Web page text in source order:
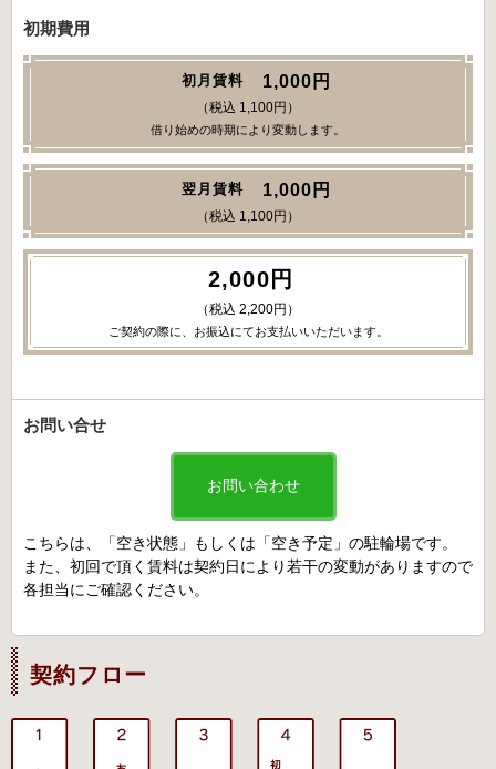
初期費用
初月賃料 1,000円
（税込 1,100円）
借り始めの時期により変動します。
翌月賃料 1,000円
（税込 1,100円）
2,000円
（税込 2,200円）
ご契約の際に、お振込にてお支払いいただいます。
お問い合せ
お問い合わせ
こちらは、「空き状態」もしくは「空き予定」の駐輪場です。
また、初回で頂く賃料は契約日により若干の変動がありますので
各担当にご確認ください。
契約フロー